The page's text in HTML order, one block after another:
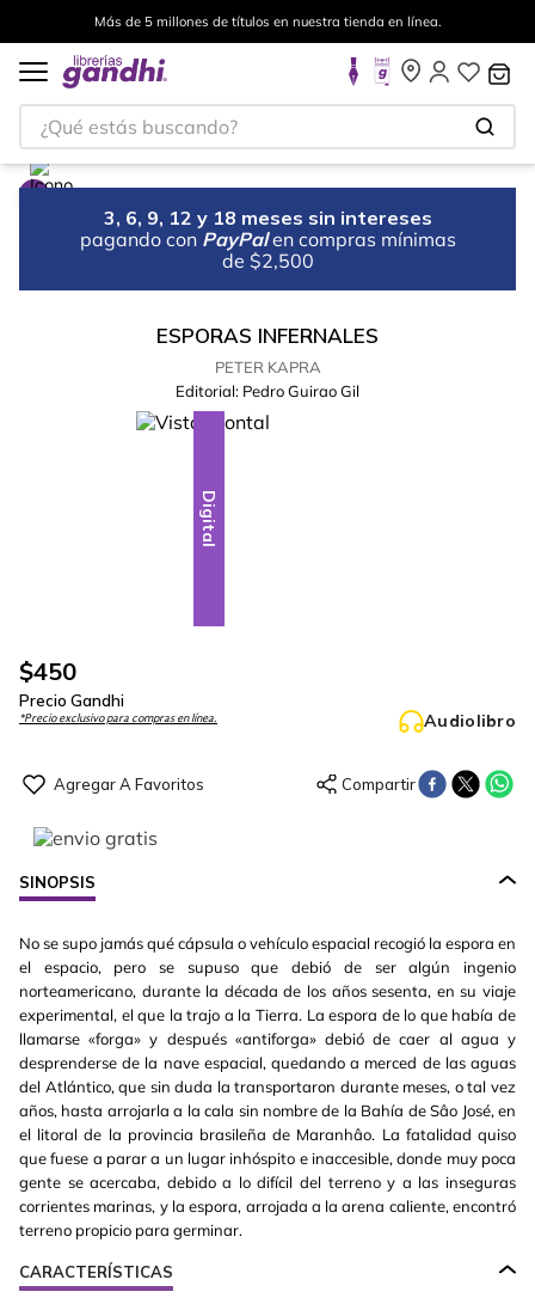
Más de 5 millones de títulos en nuestra tienda en línea.
¿Qué estás buscando?
3, 6, 9, 12 y 18 meses sin intereses
pagando con PayPal en compras mínimas
de $2,500
ESPORAS INFERNALES
PETER KAPRA
Editorial: Pedro Guirao Gil
Digital
$450
Precio Gandhi
*Precio exclusivo para compras en línea. Audiolibro
SINOPSIS
No se supo jamás qué cápsula o vehículo espacial recogió la espora en
el espacio, pero se supuso que debió de ser algún ingenio
norteamericano, durante la década de los años sesenta, en su viaje
experimental, el que la trajo a la Tierra. La espora de lo que había de
llamarse «forga» y después «antiforga» debió de caer al agua y
desprenderse de la nave espacial, quedando a merced de las aguas
del Atlántico, que sin duda la transportaron durante meses, o tal vez
años, hasta arrojarla a la cala sin nombre de la Bahía de Sâo José, en
el litoral de la provincia brasileña de Maranhâo. La fatalidad quiso
que fuese a parar a un lugar inhóspito e inaccesible, donde muy poca
gente se acercaba, debido a lo difícil del terreno y a las inseguras
corrientes marinas, y la espora, arrojada a la arena caliente, encontró
terreno propicio para germinar.
CARACTERÍSTICAS